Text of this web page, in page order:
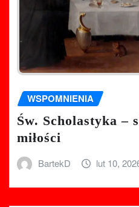
WSPOMNIENIA
Św. Scholastyka –
miłości
BartekD lut 10,